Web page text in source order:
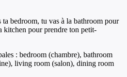
bedroom, tu vas à la bathroom pour
kitchen pour prendre ton petit-
: bedroom (chambre), bathroom
living room (salon), dining room